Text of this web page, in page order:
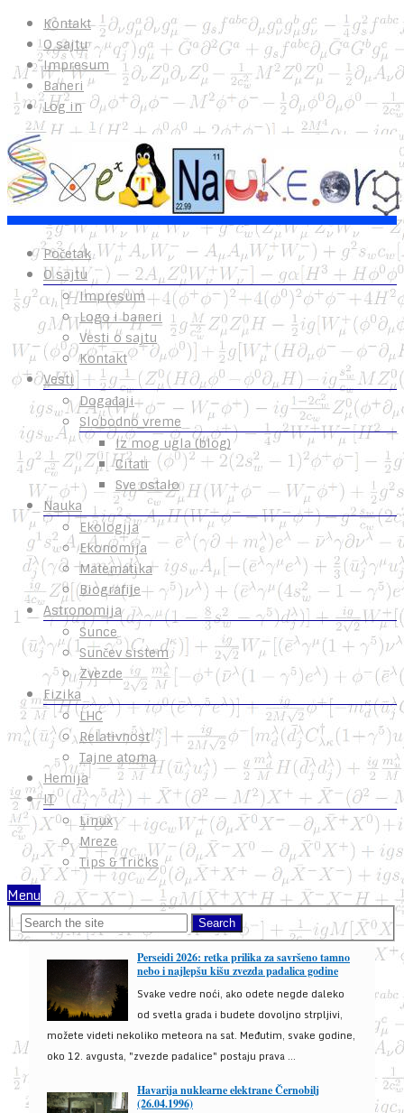
Kontakt
O sajtu
Impresum
Baneri
Log in
Početak
O sajtu
Impresum
Logo i baneri
Vesti o sajtu
Kontakt
Vesti
Događaji
Slobodno vreme
Iz mog ugla (blog)
Citati
Sve ostalo
Nauka
Ekologija
Ekonomija
Matematika
Biografije
Astronomija
Sunce
Sunčev sistem
Zvezde
Fizika
LHC
Relativnost
Tajne atoma
Hemija
IT
Linux
Mreze
Tips & Tricks
Menu
Perseidi 2026: retka prilika za savršeno tamno
nebo i najlepšu kišu zvezda padalica godine
Svake vedre noći, ako odete negde daleko
od svetla grada i budete dovoljno strpljivi,
možete videti nekoliko meteora na sat. Međutim, svake godine,
oko 12. avgusta, "zvezde padalice" postaju prava ...
Havarija nuklearne elektrane Černobilj
(26.04.1996)